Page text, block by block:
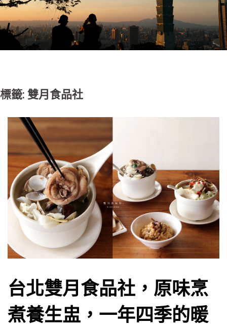
標籤: 雙月食品社
台北雙月食品社，原味烹
煮養生盅，一年四季的暖